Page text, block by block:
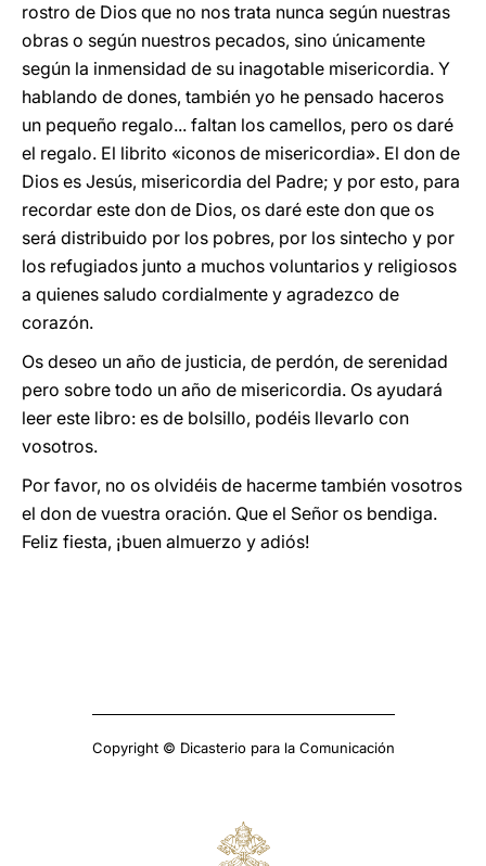
rostro de Dios que no nos trata nunca según nuestras
obras o según nuestros pecados, sino únicamente
según la inmensidad de su inagotable misericordia. Y
hablando de dones, también yo he pensado haceros
un pequeño regalo... faltan los camellos, pero os daré
el regalo. El librito «iconos de misericordia». El don de
Dios es Jesús, misericordia del Padre; y por esto, para
recordar este don de Dios, os daré este don que os
será distribuido por los pobres, por los sintecho y por
los refugiados junto a muchos voluntarios y religiosos
a quienes saludo cordialmente y agradezco de
corazón.
Os deseo un año de justicia, de perdón, de serenidad
pero sobre todo un año de misericordia. Os ayudará
leer este libro: es de bolsillo, podéis llevarlo con
vosotros.
Por favor, no os olvidéis de hacerme también vosotros
el don de vuestra oración. Que el Señor os bendiga.
Feliz fiesta, ¡buen almuerzo y adiós!
Copyright © Dicasterio para la Comunicación